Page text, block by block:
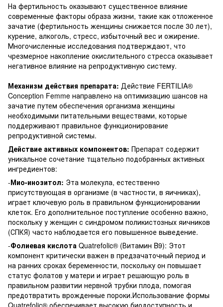
На фертильность оказывают существенное влияние
современные факторы образа жизни, такие как отложенное
зачатие (фертильность женщины снижается после 30 лет),
курение, алкоголь, стресс, избыточный вес и ожирение.
Многочисленные исследования подтверждают, что
чрезмерное накопление окислительного стресса оказывает
негативное влияние на репродуктивную систему.
Механизм действия препарата: Действие FERTILIA®
Conception Femme направлено на оптимизацию шансов на
зачатие путем обеспечения организма женщины
необходимыми питательными веществами, которые
поддерживают правильное функционирование
репродуктивной системы.
Действие активных компонентов: Препарат содержит
уникальное сочетание тщательно подобранных активных
ингредиентов:
-Мио-инозитол: Эта молекула, естественно
присутствующая в организме (в частности, в яичниках),
играет ключевую роль в правильном функционировании
клеток. Его дополнительное поступление особенно важно,
поскольку у женщин с синдромом поликистозных яичников
(СПКЯ) часто наблюдается его повышенное выведение.
-Фолиевая кислота Quatrefolic® (Витамин B9): Этот
компонент критически важен в предзачаточный период и
на ранних сроках беременности, поскольку он повышает
статус фолатов у матери и играет решающую роль в
правильном развитии нервной трубки плода, помогая
предотвратить врожденные пороки.Использование формы
Quatrefolic® обеспечивает высокую биодоступность и